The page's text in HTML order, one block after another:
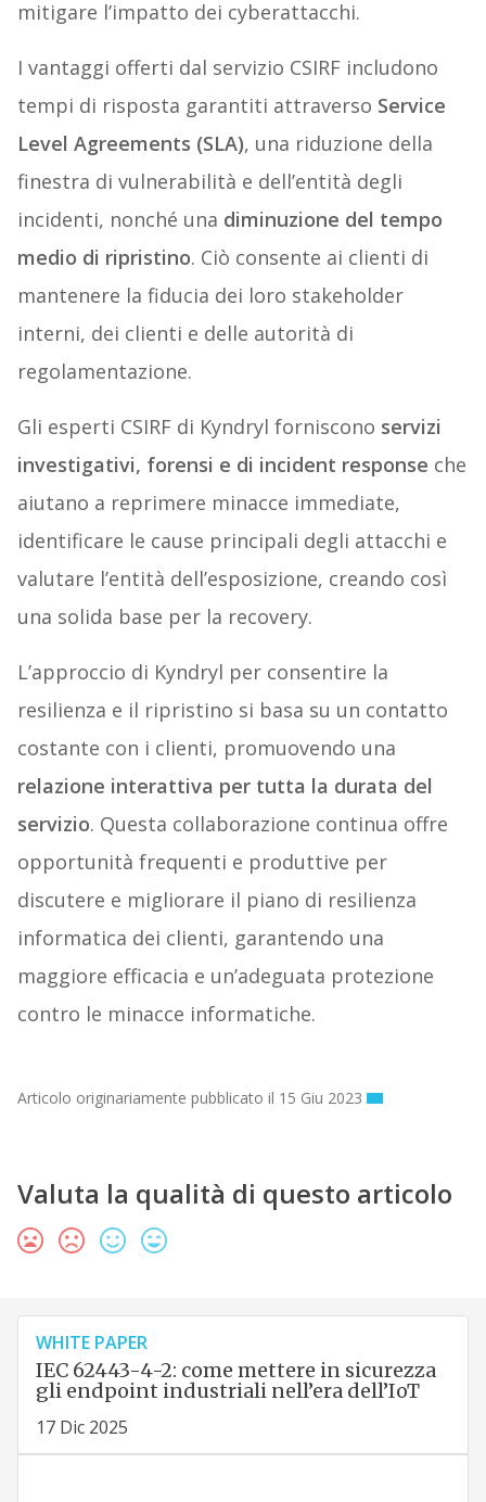
mitigare l’impatto dei cyberattacchi.
I vantaggi offerti dal servizio CSIRF includono
tempi di risposta garantiti attraverso Service
Level Agreements (SLA), una riduzione della
finestra di vulnerabilità e dell’entità degli
incidenti, nonché una diminuzione del tempo
medio di ripristino. Ciò consente ai clienti di
mantenere la fiducia dei loro stakeholder
interni, dei clienti e delle autorità di
regolamentazione.
Gli esperti CSIRF di Kyndryl forniscono servizi
investigativi, forensi e di incident response che
aiutano a reprimere minacce immediate,
identificare le cause principali degli attacchi e
valutare l’entità dell’esposizione, creando così
una solida base per la recovery.
L’approccio di Kyndryl per consentire la
resilienza e il ripristino si basa su un contatto
costante con i clienti, promuovendo una
relazione interattiva per tutta la durata del
servizio. Questa collaborazione continua offre
opportunità frequenti e produttive per
discutere e migliorare il piano di resilienza
informatica dei clienti, garantendo una
maggiore efficacia e un’adeguata protezione
contro le minacce informatiche.
Articolo originariamente pubblicato il 15 Giu 2023
Valuta la qualità di questo articolo
WHITE PAPER
IEC 62443-4-2: come mettere in sicurezza
gli endpoint industriali nell’era dell’IoT
17 Dic 2025